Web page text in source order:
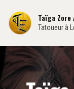
contenu
principal
Taïga
Tatoueur à